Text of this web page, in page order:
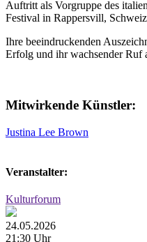
Auftritt als Vorgruppe des
Festival in Rappersvill,
Ihre beeindruckenden
Erfolg und ihr wachsender Ruf
Mitwirkende Künstler:
Justina Lee Brown
Veranstalter:
Kulturforum
24.05.2026
21:30 Uhr